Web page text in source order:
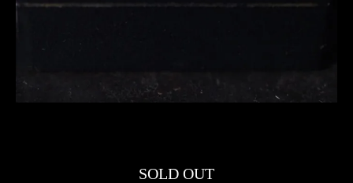
SOLD OUT